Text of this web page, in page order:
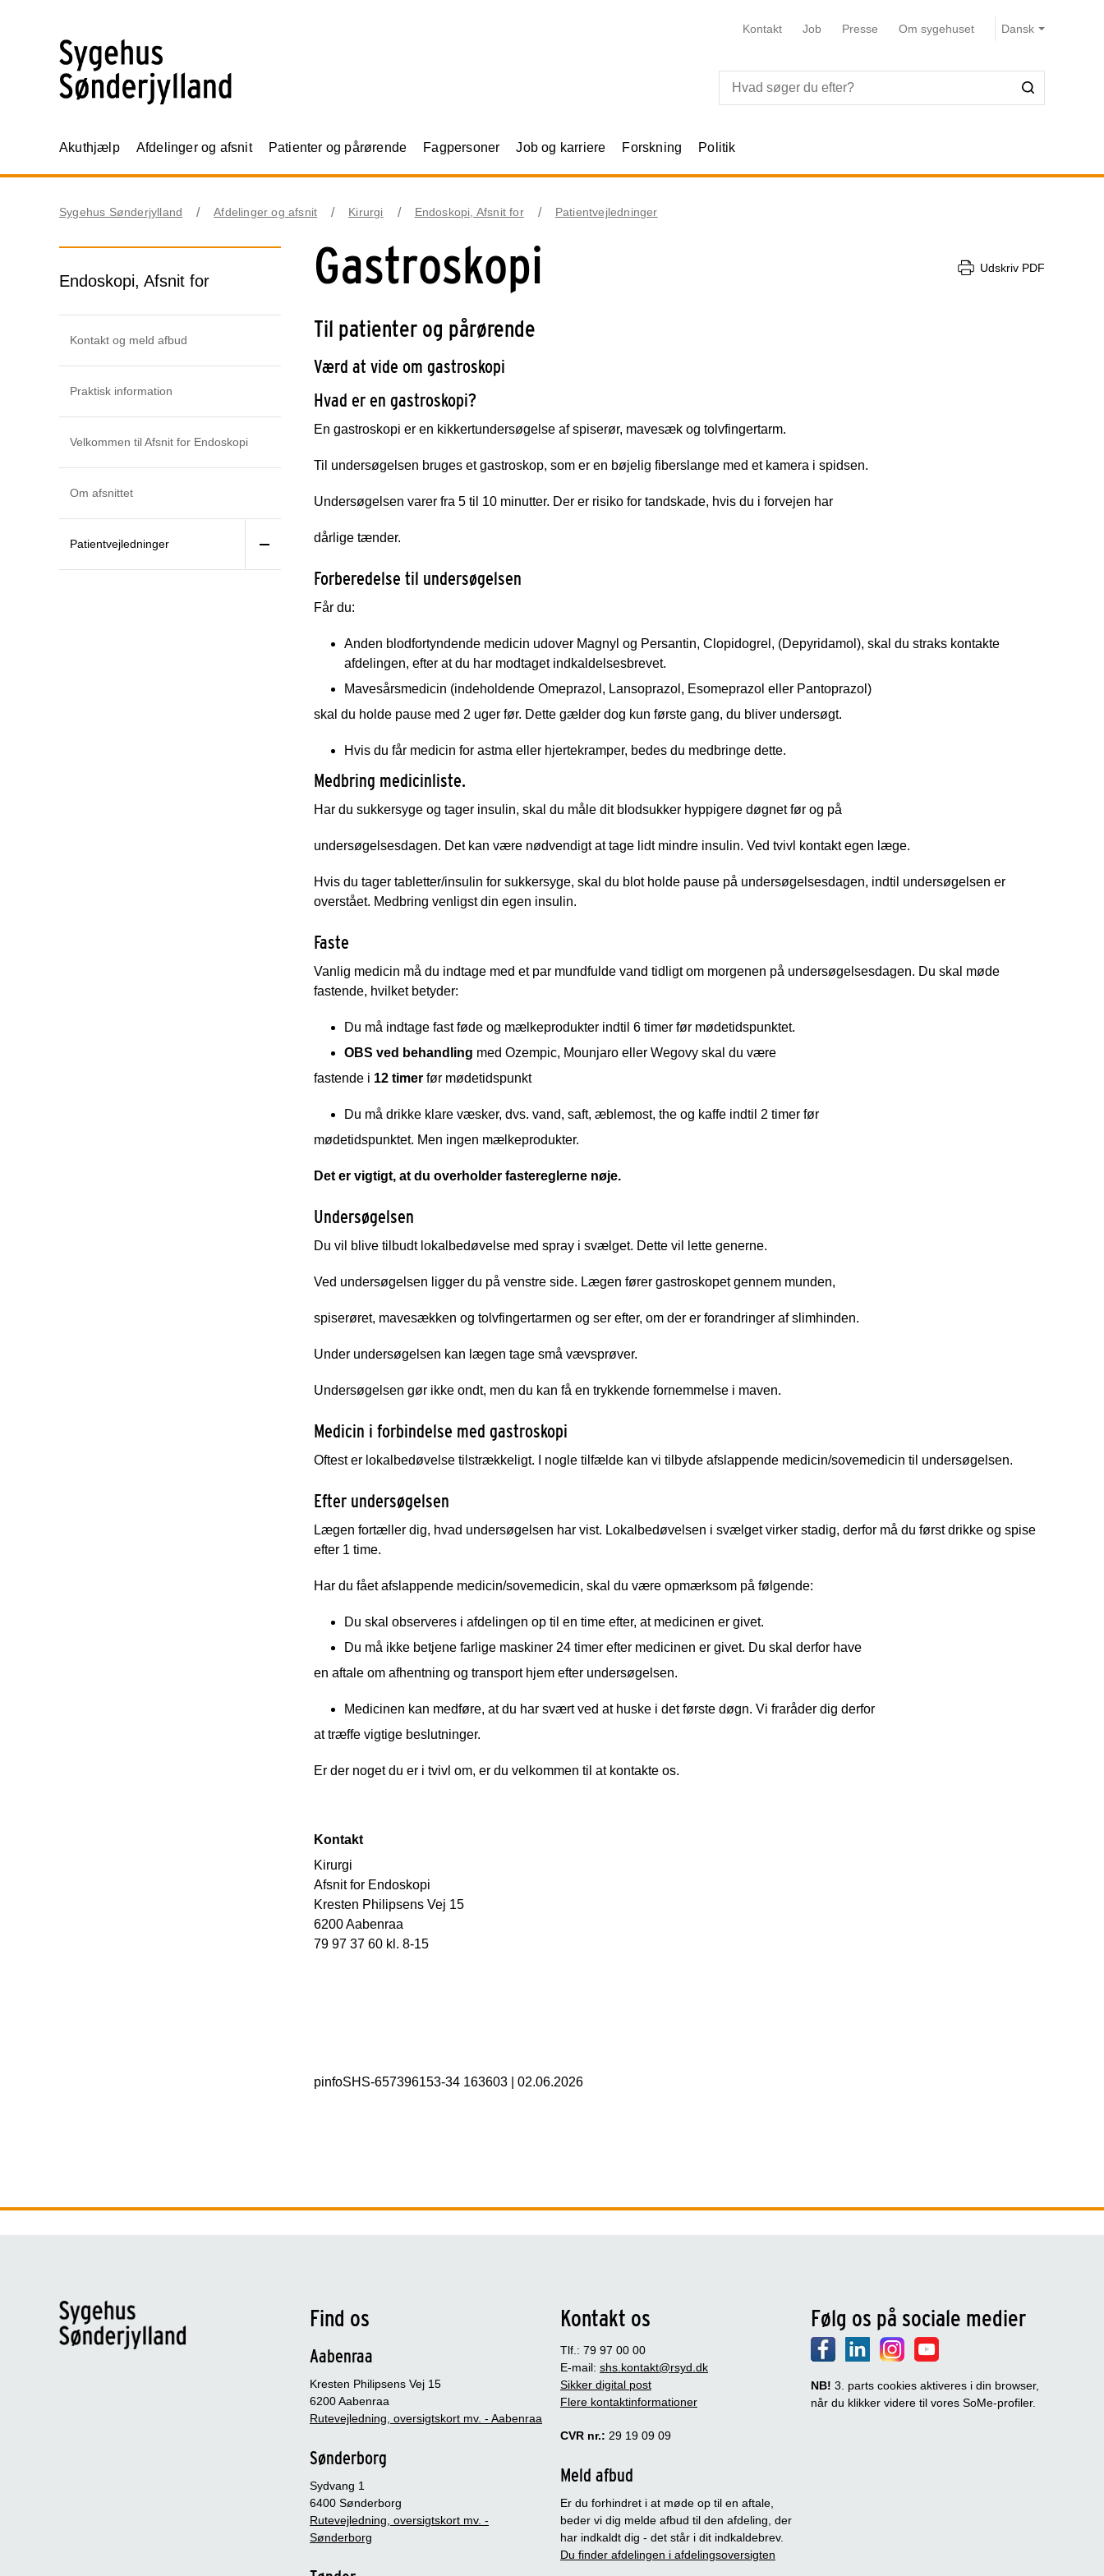
Kontakt Job Presse Om sygehuset
Akuthjælp Afdelinger og afsnit Patienter og pårørende Fagpersoner Job og karriere Forskning Politik
Sygehus Sønderjylland Afdelinger og afsnit Kirurgi Endoskopi, Afsnit for Patientvejledninger
Endoskopi, Afsnit for
Kontakt og meld afbud
Praktisk information
Velkommen til Afsnit for Endoskopi
Om afsnittet
Patientvejledninger
Gastroskopi Udskriv PDF
Til patienter og pårørende
Værd at vide om gastroskopi
Hvad er en gastroskopi?
En gastroskopi er en kikkertundersøgelse af spiserør, mavesæk og tolvfingertarm.
Til undersøgelsen bruges et gastroskop, som er en bøjelig fiberslange med et kamera i spidsen.
Undersøgelsen varer fra 5 til 10 minutter. Der er risiko for tandskade, hvis du i forvejen har
dårlige tænder.
Forberedelse til undersøgelsen
Får du:
Anden blodfortyndende medicin udover Magnyl og Persantin, Clopidogrel, (Depyridamol), skal du straks kontakte
afdelingen, efter at du har modtaget indkaldelsesbrevet.
Mavesårsmedicin (indeholdende Omeprazol, Lansoprazol, Esomeprazol eller Pantoprazol)
skal du holde pause med 2 uger før. Dette gælder dog kun første gang, du bliver undersøgt.
Hvis du får medicin for astma eller hjertekramper, bedes du medbringe dette.
Medbring medicinliste.
Har du sukkersyge og tager insulin, skal du måle dit blodsukker hyppigere døgnet før og på
undersøgelsesdagen. Det kan være nødvendigt at tage lidt mindre insulin. Ved tvivl kontakt egen læge.
Hvis du tager tabletter/insulin for sukkersyge, skal du blot holde pause på undersøgelsesdagen, indtil undersøgelsen er
overstået. Medbring venligst din egen insulin.
Faste
Vanlig medicin må du indtage med et par mundfulde vand tidligt om morgenen på undersøgelsesdagen. Du skal møde
fastende, hvilket betyder:
Du må indtage fast føde og mælkeprodukter indtil 6 timer før mødetidspunktet.
OBS ved behandling med Ozempic, Mounjaro eller Wegovy skal du være
fastende i 12 timer før mødetidspunkt
Du må drikke klare væsker, dvs. vand, saft, æblemost, the og kaffe indtil 2 timer før
mødetidspunktet. Men ingen mælkeprodukter.
Det er vigtigt, at du overholder fastereglerne nøje.
Undersøgelsen
Du vil blive tilbudt lokalbedøvelse med spray i svælget. Dette vil lette generne.
Ved undersøgelsen ligger du på venstre side. Lægen fører gastroskopet gennem munden,
spiserøret, mavesækken og tolvfingertarmen og ser efter, om der er forandringer af slimhinden.
Under undersøgelsen kan lægen tage små vævsprøver.
Undersøgelsen gør ikke ondt, men du kan få en trykkende fornemmelse i maven.
Medicin i forbindelse med gastroskopi
Oftest er lokalbedøvelse tilstrækkeligt. I nogle tilfælde kan vi tilbyde afslappende medicin/sovemedicin til undersøgelsen.
Efter undersøgelsen
Lægen fortæller dig, hvad undersøgelsen har vist. Lokalbedøvelsen i svælget virker stadig, derfor må du først drikke og spise
efter 1 time.
Har du fået afslappende medicin/sovemedicin, skal du være opmærksom på følgende:
Du skal observeres i afdelingen op til en time efter, at medicinen er givet.
Du må ikke betjene farlige maskiner 24 timer efter medicinen er givet. Du skal derfor have
en aftale om afhentning og transport hjem efter undersøgelsen.
Medicinen kan medføre, at du har svært ved at huske i det første døgn. Vi fraråder dig derfor
at træffe vigtige beslutninger.
Er der noget du er i tvivl om, er du velkommen til at kontakte os.
Kontakt
Kirurgi
Afsnit for Endoskopi
Kresten Philipsens Vej 15
6200 Aabenraa
79 97 37 60 kl. 8-15
pinfoSHS-657396153-34 163603 02.06.2026
Find os
Aabenraa
Kresten Philipsens Vej 15
6200 Aabenraa
Rutevejledning, oversigtskort mv. - Aabenraa
Sønderborg
Sydvang 1
6400 Sønderborg
Rutevejledning, oversigtskort mv. -
Sønderborg
Kontakt os
Tlf.: 79 97 00 00
E-mail: shs.kontakt@rsyd.dk
Sikker digital post
Flere kontaktinformationer
CVR nr.: 29 19 09 09
Meld afbud
Er du forhindret i at møde op til en aftale,
beder vi dig melde afbud til den afdeling, der
har indkaldt dig - det står i dit indkaldebrev.
Du finder afdelingen i afdelingsoversigten
Følg os på sociale medier
NB! 3. parts cookies aktiveres i din browser,
når du klikker videre til vores SoMe-profiler.